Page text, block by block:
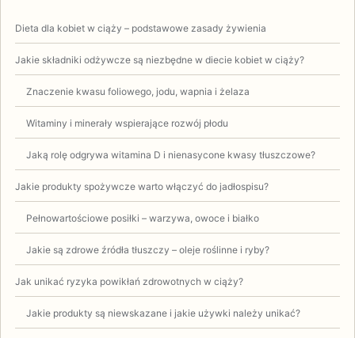
Dieta dla kobiet w ciąży – podstawowe zasady żywienia
Jakie składniki odżywcze są niezbędne w diecie kobiet w ciąży?
Znaczenie kwasu foliowego, jodu, wapnia i żelaza
Witaminy i minerały wspierające rozwój płodu
Jaką rolę odgrywa witamina D i nienasycone kwasy tłuszczowe?
Jakie produkty spożywcze warto włączyć do jadłospisu?
Pełnowartościowe posiłki – warzywa, owoce i białko
Jakie są zdrowe źródła tłuszczy – oleje roślinne i ryby?
Jak unikać ryzyka powikłań zdrowotnych w ciąży?
Jakie produkty są niewskazane i jakie używki należy unikać?